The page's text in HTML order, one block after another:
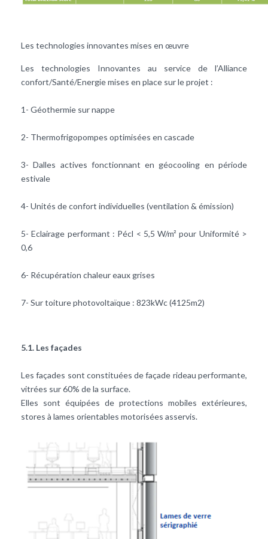
Les technologies innovantes mises en œuvre
Les technologies Innovantes au service de l’Alliance
confort/Santé/Energie mises en place sur le projet :
1- Géothermie sur nappe
2- Thermofrigopompes optimisées en cascade
3-Dalles actives fonctionnant en géocooling en période
estivale
4- Unités de confort individuelles (ventilation & émission)
5- Eclairage performant : Pécl < 5,5 W/m² pour Uniformité >
0,6
6- Récupération chaleur eaux grises
7- Sur toiturephotovoltaïque : 823kWc (4125m2)
5.1. Les façades
Les façades sont constituées de façade rideau performante,
vitrées sur 60% de la surface.
Elles sont équipées de protections mobiles extérieures,
stores à lames orientables motorisées asservis.